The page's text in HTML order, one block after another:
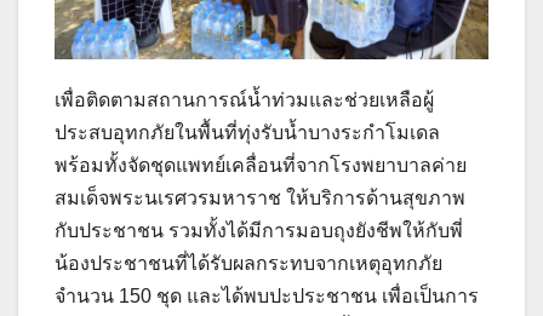
เพื่อติดตามสถานการณ์น้ำท่วมและช่วยเหลือผู้
ประสบอุทกภัยในพื้นที่ทุ่งรับน้ำบางระกำโมเดล
พร้อมทั้งจัดชุดแพทย์เคลื่อนที่จากโรงพยาบาลค่าย
สมเด็จพระนเรศวรมหาราช ให้บริการด้านสุขภาพ
กับประชาชน รวมทั้งได้มีการมอบถุงยังชีพให้กับพี่
น้องประชาชนที่ได้รับผลกระทบจากเหตุอุทกภัย
จำนวน 150 ชุด และได้พบปะประชาชน เพื่อเป็นการ